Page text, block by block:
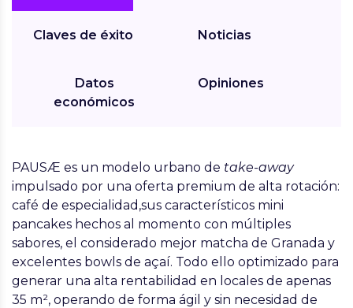
Claves de éxito
Datos
económicos
Noticias
Opiniones
PAUSÆ es un modelo urbano de take-away
impulsado por una oferta premium de alta rotación:
café de especialidad,sus característicos mini
pancakes hechos al momento con múltiples
sabores, el considerado mejor matcha de Granada y
excelentes bowls de açaí. Todo ello optimizado para
generar una alta rentabilidad en locales de apenas
35 m², operando de forma ágil y sin necesidad de